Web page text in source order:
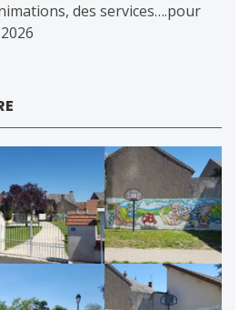
des services….pour